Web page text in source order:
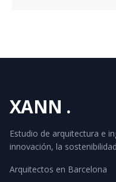
XANN .
Estudio de arquitectura e
innovación, la
Arquitectos en Barcelona